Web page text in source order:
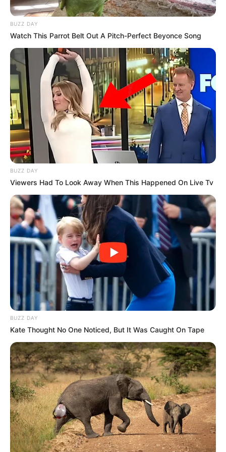
vagy éppen romba dönthet egy családi legendát.
A műsor házigazdája továbbra is Till Attila, aki
rutinos könnyedséggel irányítja majd a
beszélgetéseket, miközben a VIP-epizódokban
hírességek próbálnak választ kapni arra az örök
kérdésre, amely minden egyes tárgy fölött ott
lebeg: valódi kincset rejtegetnek, vagy csupán egy
jól hangzó családi történet áll a háttérben, amelyet
az idő és az emlékezet szépített meg.
Sportautók, festmények és bronzszobrok az
alkuasztalon
BUZZ DAY
Watch This Parrot Belt Out A Pitch-Perfect Beyonce Song
BUZZ DAY
Viewers Had To Look Away When This Happened On Live Tv
BUZZ DAY
Kate Thought No One Noticed, But It Was Caught On Tape